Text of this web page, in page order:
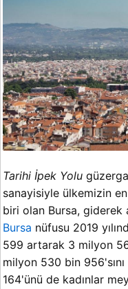
Tarihi İpek Yolu
sanayisiyle ülkemizin
biri olan Bursa, giderek
Bursa nüfusu 2019
599 artarak 3 milyon
milyon 530 bin
164'ünü de kadınlar